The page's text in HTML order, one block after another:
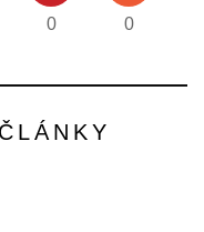
0 0